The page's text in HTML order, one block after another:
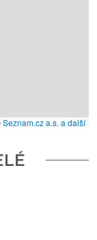
a.s. a další